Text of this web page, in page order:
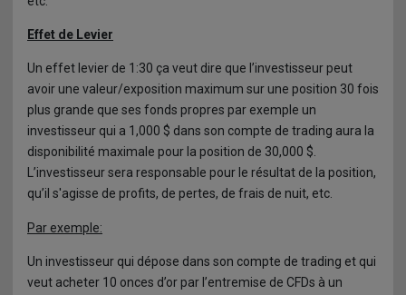
Effet de Levier
Un effet levier de 1:30 ça veut dire que l’investisseur peut
avoir une valeur/exposition maximum sur une position 30 fois
plus grande que ses fonds propres par exemple un
investisseur qui a 1,000 $ dans son compte de trading aura la
disponibilité maximale pour la position de 30,000 $.
L’investisseur sera responsable pour le résultat de la position,
qu’il s'agisse de profits, de pertes, de frais de nuit, etc.
Par exemple:
Un investisseur qui dépose dans son compte de trading et qui
veut acheter 10 onces d’or par l’entremise de CFDs à un